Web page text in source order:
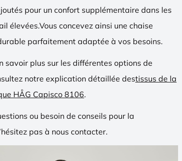
pour un confort supplémentaire dans les
élevées.Vous concevez ainsi une chaise
parfaitement adaptée à vos besoins.
savoir plus sur les différentes options de
notre explication détaillée destissus de la
HÅG Capisco 8106.
ou besoin de conseils pour la
pas à nous contacter.